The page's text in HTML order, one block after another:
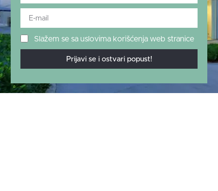
Slažem se sa uslovima korišćenja web stranice
Prijavi se i ostvari popust!